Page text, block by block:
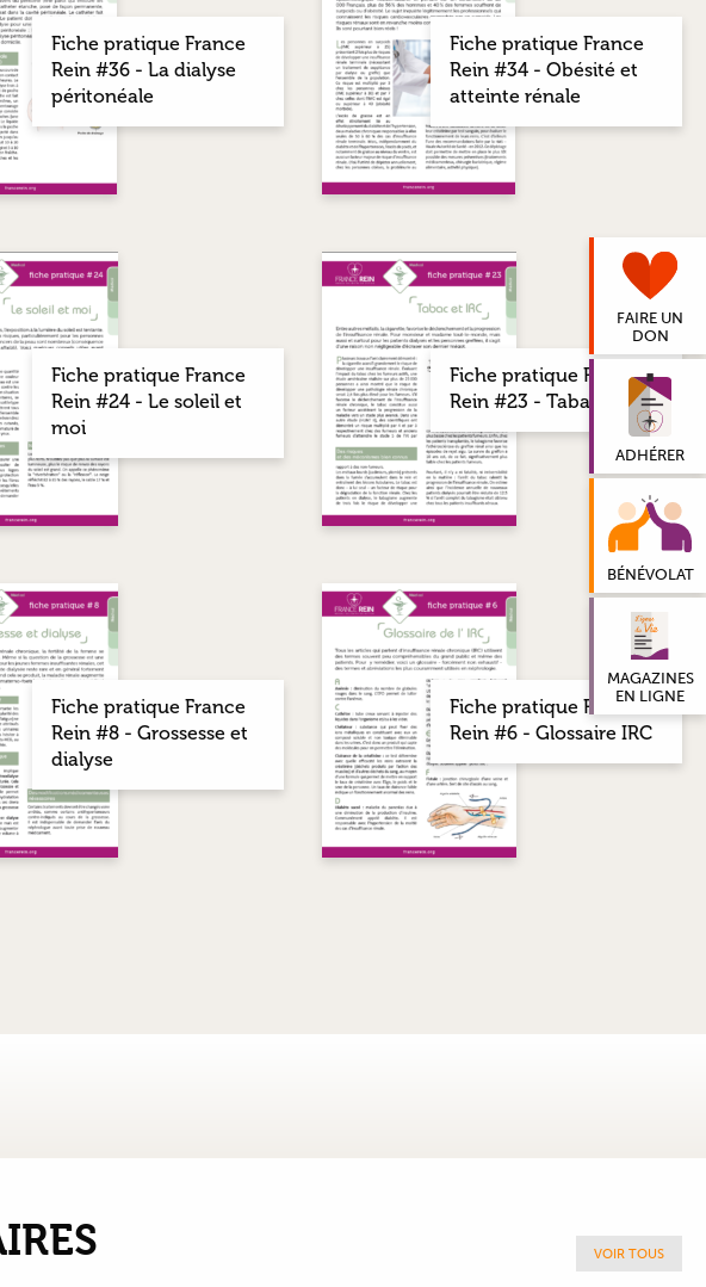
FAIRE UN
DON
ADHÉRER
BÉNÉVOLAT
MAGAZINES
EN LIGNE
Fiche pratique France
Rein #36 - La dialyse
péritonéale
Fiche pratique France
Rein #34 - Obésité et
atteinte rénale
Fiche pratique France
Rein #24 - Le soleil et
moi
Fiche pratique France
Rein #23 - Tabac et IRC
Fiche pratique France
Rein #8 - Grossesse et
dialyse
Fiche pratique France
Rein #6 - Glossaire IRC
VOIR TOUS